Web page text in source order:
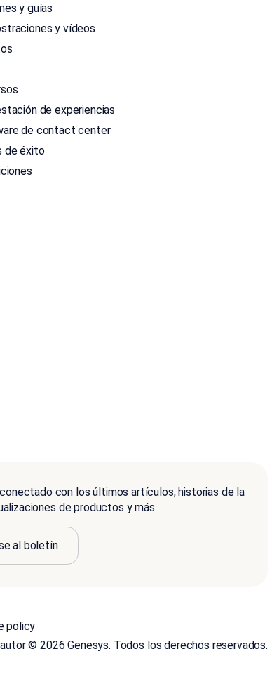
y guías
y vídeos
de experiencias
de contact center
de éxito
con los últimos artículos, historias de la
de productos y más.
al boletín
policy
© 2026 Genesys. Todos los derechos reservados.